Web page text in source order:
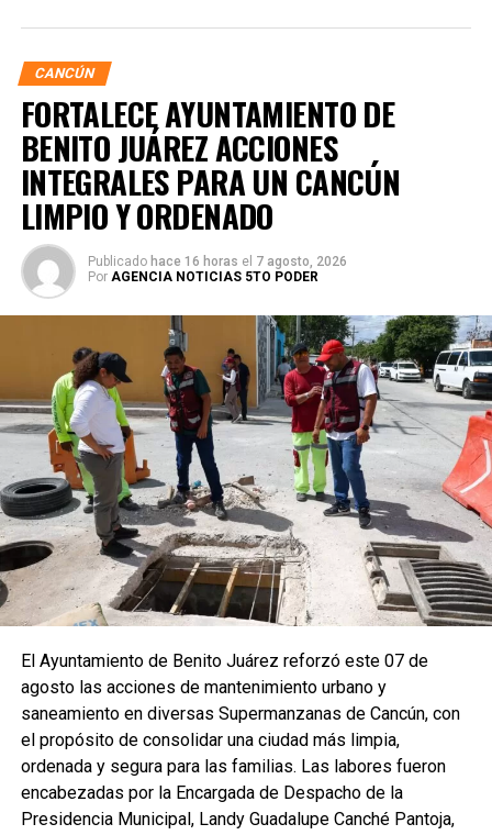
CANCÚN
FORTALECE AYUNTAMIENTO DE
BENITO JUÁREZ ACCIONES
INTEGRALES PARA UN CANCÚN
LIMPIO Y ORDENADO
Publicado hace 16 horas el 7 agosto, 2026
Por AGENCIA NOTICIAS 5TO PODER
El Ayuntamiento de Benito Juárez reforzó este 07 de
agosto las acciones de mantenimiento urbano y
saneamiento en diversas Supermanzanas de Cancún, con
el propósito de consolidar una ciudad más limpia,
ordenada y segura para las familias. Las labores fueron
encabezadas por la Encargada de Despacho de la
Presidencia Municipal, Landy Guadalupe Canché Pantoja,